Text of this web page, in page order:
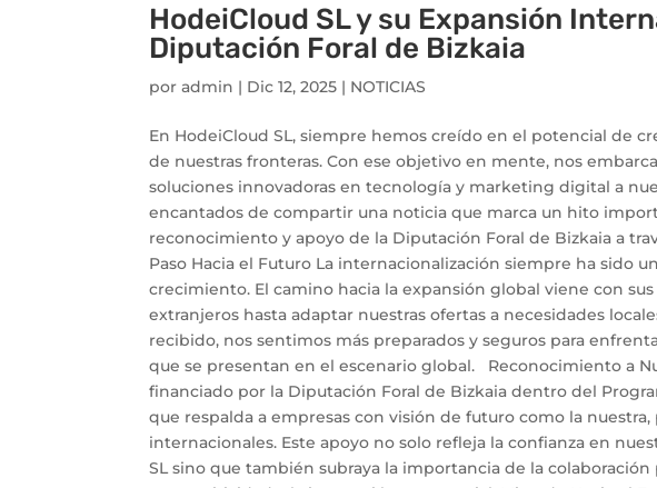
HodeiCloud SL y su Expansión
Diputación Foral de Bizkaia
poradmin | Dic 12, 2025 | NOTICIAS
En HodeiCloud SL, siempre hemos creído en el potencial de
de nuestras fronteras. Con ese objetivo en mente, nos
soluciones innovadoras en tecnología y marketing digital a
encantados de compartir una noticia que marca un hito
reconocimiento y apoyo de la Diputación Foral de Bizkaia a
Paso Hacia el Futuro La internacionalización siempre ha sido
crecimiento. El camino hacia la expansión global viene con
extranjeros hasta adaptar nuestras ofertas a necesidades
recibido, nos sentimos más preparados y seguros para
que se presentan en el escenario global. Reconocimiento a
financiado por la Diputación Foral de Bizkaia dentro del
que respalda a empresas con visión de futuro como la
internacionales. Este apoyo no solo refleja la confianza en
SL sino que también subraya la importancia de la